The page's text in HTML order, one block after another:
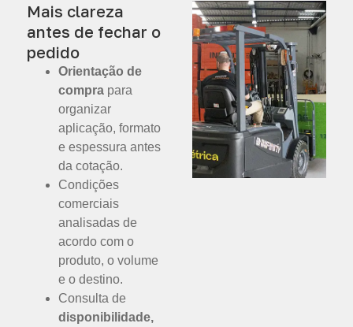
Mais clareza
antes de fechar o
pedido
Orientação de
compra para
organizar
aplicação, formato
e espessura antes
da cotação.
Condições
comerciais
analisadas de
acordo com o
produto, o volume
e o destino.
Consulta de
disponibilidade,